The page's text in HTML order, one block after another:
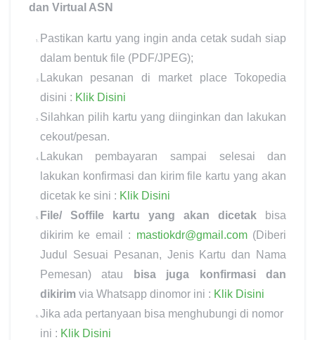
dan Virtual ASN
Pastikan kartu yang ingin anda cetak sudah siap
dalam bentuk file (PDF/JPEG);
Lakukan pesanan di market place Tokopedia
disini : Klik Disini
Silahkan pilih kartu yang diinginkan dan lakukan
cekout/pesan.
Lakukan pembayaran sampai selesai dan
lakukan konfirmasi dan kirim file kartu yang akan
dicetak ke sini : Klik Disini
File/ Soffile kartu yang akan dicetak bisa
dikirim ke email : mastiokdr@gmail.com(Diberi
Judul Sesuai Pesanan, Jenis Kartu dan Nama
Pemesan) atau
bisa juga konfirmasi dan
dikirimvia Whatsapp dinomor ini : Klik Disini
Jika ada pertanyaan bisa menghubungi di nomor
ini : Klik Disini